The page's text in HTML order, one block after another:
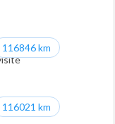
à la charge
116846 km
116021 km